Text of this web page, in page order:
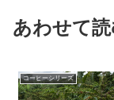
あわせて
コーヒーシリーズ